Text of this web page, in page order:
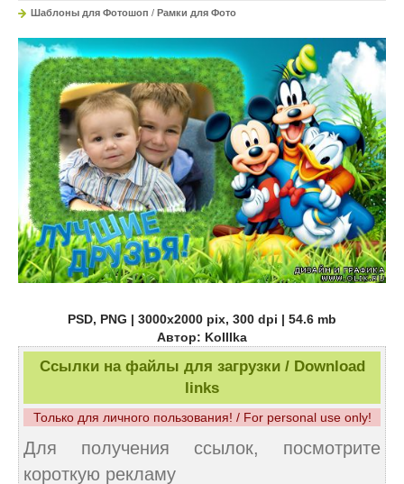
Шаблоны для Фотошоп / Рамки для Фото
PSD, PNG | 3000x2000 pix, 300 dpi | 54.6 mb
Автор: KoIIIka
Ссылки на файлы для загрузки / Download
links
Только для личного пользования! / For personal use only!
Для получения ссылок, посмотрите
короткую рекламу